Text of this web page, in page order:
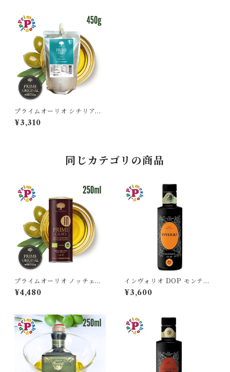
プライムオーリオ シチリアブ
レンド 500ml 有機 エキスト
ラバージンオリーブオイル PR
¥3,310
同じカテゴリの商品
プライムオーリオ ノッチェラ
ーラ・エトネア インテンソ オ
リーブオイル エキストラバー
ニック 有機 本物 逆流防止 生
PRIME 高級 ストロングタイ
プ
¥4,480
インヴォリオ DOP モンティ
イブレイ オリーブオイル エキ
ストラバージン 250ml カーサ
明 本物 逆流防止栓キャップ 高
級
¥3,600